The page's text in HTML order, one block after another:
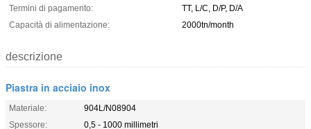
Termini di pagamento:
TT, L/C, D/P, D/A
Capacità di alimentazione:
2000tn/month
descrizione
Piastra in acciaio inox
Materiale:
904L/N08904
Spessore:
0,5 - 1000 millimetri